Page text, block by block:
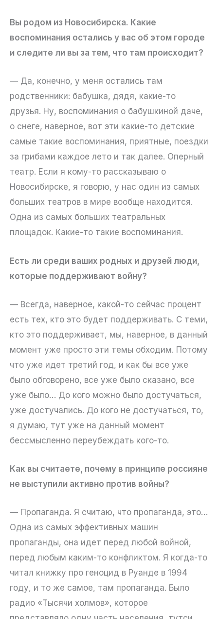
Вы родом из Новосибирска. Какие
воспоминания остались у вас об этом городе
и следите ли вы за тем, что там происходит?
— Да, конечно, у меня остались там
родственники: бабушка, дядя, какие-то
друзья. Ну, воспоминания о бабушкиной даче,
о снеге, наверное, вот эти какие-то детские
самые такие воспоминания, приятные, поездки
за грибами каждое лето и так далее. Оперный
театр. Если я кому-то рассказываю о
Новосибирске, я говорю, у нас один из самых
больших театров в мире вообще находится.
Одна из самых больших театральных
площадок. Какие-то такие воспоминания.
Есть ли среди ваших родных и друзей люди,
которые поддерживают войну?
— Всегда, наверное, какой-то сейчас процент
есть тех, кто это будет поддерживать. С теми,
кто это поддерживает, мы, наверное, в данный
момент уже просто эти темы обходим. Потому
что уже идет третий год, и как бы все уже
было обговорено, все уже было сказано, все
уже было… До кого можно было достучаться,
уже достучались. До кого не достучаться, то,
я думаю, тут уже на данный момент
бессмысленно переубеждать кого-то.
Как вы считаете, почему в принципе россияне
не выступили активно против войны?
— Пропаганда. Я считаю, что пропаганда, это…
Одна из самых эффективных машин
пропаганды, она идет перед любой войной,
перед любым каким-то конфликтом. Я когда-то
читал книжку про геноцид в Руанде в 1994
году, и то же самое, там пропаганда. Было
радио «Тысячи холмов», которое